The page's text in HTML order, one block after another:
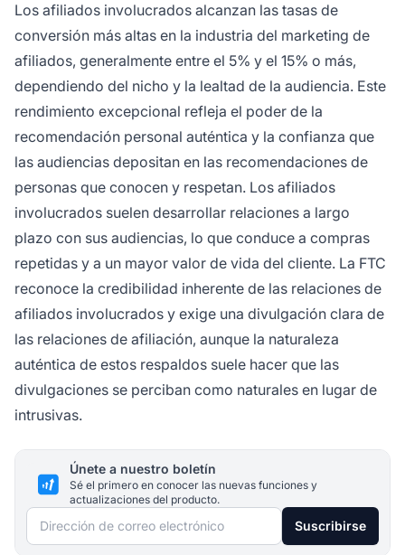
Los afiliados involucrados alcanzan las tasas de
conversión más altas en la industria del marketing de
afiliados, generalmente entre el 5% y el 15% o más,
dependiendo del nicho y la lealtad de la audiencia. Este
rendimiento excepcional refleja el poder de la
recomendación personal auténtica y la confianza que
las audiencias depositan en las recomendaciones de
personas que conocen y respetan. Los afiliados
involucrados suelen desarrollar relaciones a largo
plazo con sus audiencias, lo que conduce a compras
repetidas y a un mayor valor de vida del cliente. La FTC
reconoce la credibilidad inherente de las relaciones de
afiliados involucrados y exige una divulgación clara de
las relaciones de afiliación, aunque la naturaleza
auténtica de estos respaldos suele hacer que las
divulgaciones se perciban como naturales en lugar de
intrusivas.
Únete a nuestro boletín
Sé el primero en conocer las nuevas funciones y
actualizaciones del producto.
Dirección de correo electrónico Suscribirse